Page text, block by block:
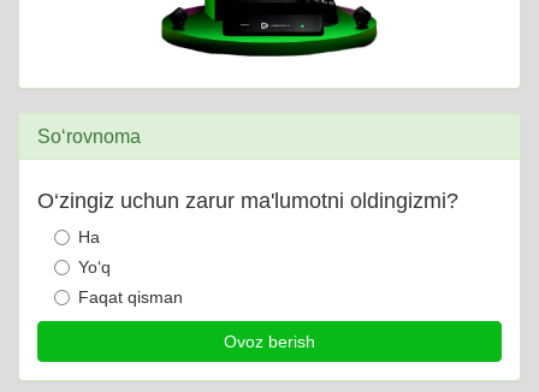
So‘rovnoma
O‘zingiz uchun zarur ma'lumotni oldingizmi?
Ha
Yo‘q
Faqat qisman